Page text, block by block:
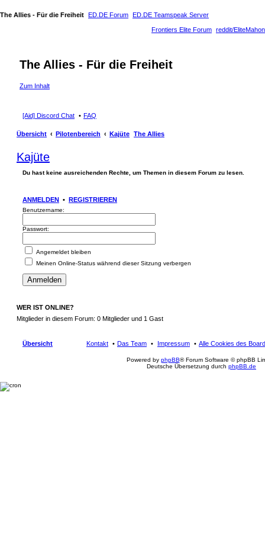
The Allies - Für die Freiheit ED.DE Forum ED.DE Teamspeak Server
reddit/EliteMahon
Frontiers Elite Forum
The Allies - Für die Freiheit
Zum Inhalt
[Aid] Discord Chat FAQ
Übersicht Pilotenbereich Kajüte The Allies
Kajüte
Du hast keine ausreichenden Rechte, um Themen in diesem Forum zu lesen.
ANMELDEN • REGISTRIEREN
Benutzername:
Passwort:
Angemeldet bleiben
Meinen Online-Status während dieser Sitzung verbergen
WER IST ONLINE?
Mitglieder in diesem Forum: 0 Mitglieder und 1 Gast
Übersicht Alle Cookies des
Impressum
Das Team
Kontakt
Powered by phpBB® Forum Software © phpBB
Deutsche Übersetzung durch phpBB.de